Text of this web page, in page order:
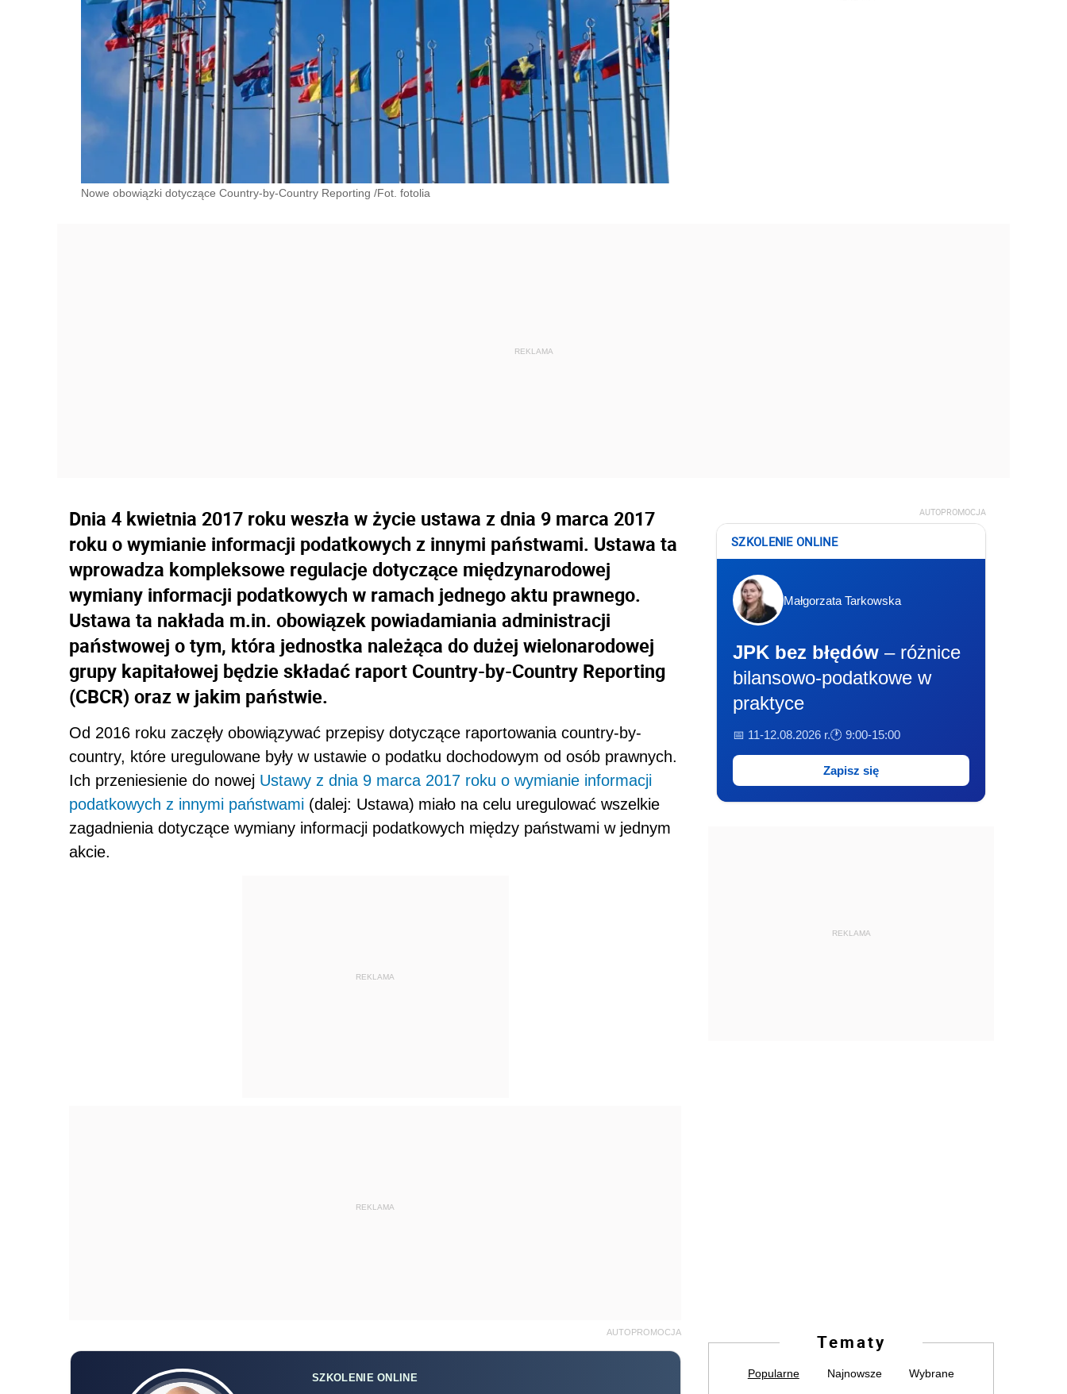
Nowe obowiązki dotyczące Country-by-Country Reporting /Fot. fotolia
Dnia 4 kwietnia 2017 roku weszła w życie ustawa z dnia 9 marca 2017
roku o wymianie informacji podatkowych z innymi państwami. Ustawa ta
wprowadza kompleksowe regulacje dotyczące międzynarodowej
wymiany informacji podatkowych w ramach jednego aktu prawnego.
Ustawa ta nakłada m.in. obowiązek powiadamiania administracji
państwowej o tym, która jednostka należąca do dużej wielonarodowej
grupy kapitałowej będzie składać raport Country-by-Country Reporting
(CBCR) oraz w jakim państwie.
Od 2016 roku zaczęły obowiązywać przepisy dotyczące raportowania country-by-
country, które uregulowane były w ustawie o podatku dochodowym od osób prawnych.
Ich przeniesienie do nowej Ustawy z dnia 9 marca 2017 roku o wymianie informacji
podatkowych z innymi państwami (dalej: Ustawa) miało na celu uregulować wszelkie
zagadnienia dotyczące wymiany informacji podatkowych między państwami w jednym
akcie.
REKLAMA
REKLAMA
AUTOPROMOCJA
SZKOLENIE ONLINE
AUTOPROMOCJA
SZKOLENIE ONLINE
Małgorzata Tarkowska
JPK bez błędów – różnice
bilansowo-podatkowe w
praktyce
📅 11-12.08.2026 r.🕐 9:00-15:00
Zapisz się
REKLAMA
Tematy
Popularne Najnowsze Wybrane